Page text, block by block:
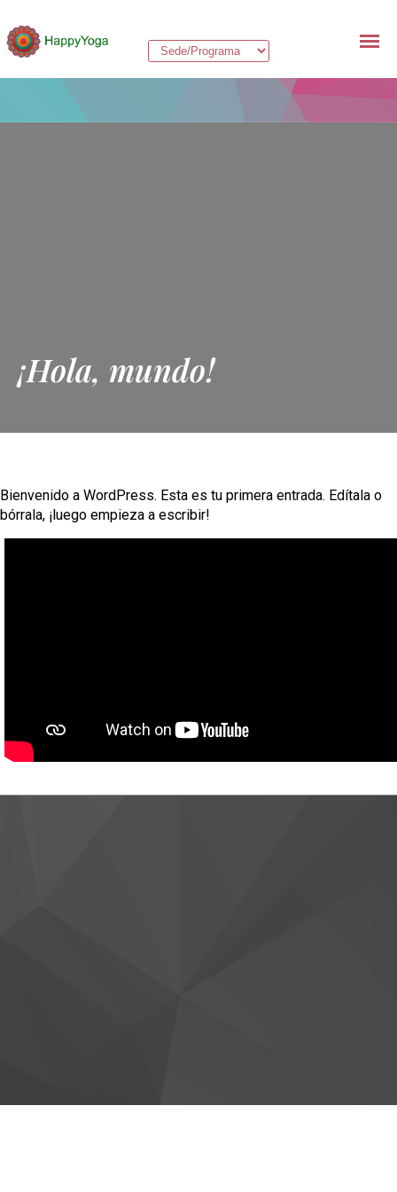
¡Hola, mundo!
Bienvenido a WordPress. Esta es tu primera entrada. Edítala o
bórrala, ¡luego empieza a escribir!